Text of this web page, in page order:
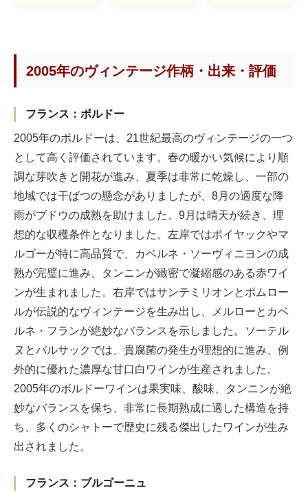
2005年のヴィンテージ作柄・出来・評価
フランス：ボルドー
2005年のボルドーは、21世紀最高のヴィンテージの一つ
として高く評価されています。春の暖かい気候により順
調な芽吹きと開花が進み、夏季は非常に乾燥し、一部の
地域では干ばつの懸念がありましたが、8月の適度な降
雨がブドウの成熟を助けました。9月は晴天が続き、理
想的な収穫条件となりました。左岸ではポイヤックやマ
ルゴーが特に高品質で、カベルネ・ソーヴィニヨンの成
熟が完璧に進み、タンニンが緻密で凝縮感のある赤ワイ
ンが生まれました。右岸ではサンテミリオンとポムロー
ルが伝説的なヴィンテージを生み出し、メルローとカベ
ルネ・フランが絶妙なバランスを示しました。ソーテル
ヌとバルサックでは、貴腐菌の発生が理想的に進み、例
外的に優れた濃厚な甘口白ワインが生産されました。
2005年のボルドーワインは果実味、酸味、タンニンが絶
妙なバランスを保ち、非常に長期熟成に適した構造を持
ち、多くのシャトーで歴史に残る傑出したワインが生み
出されました。
フランス：ブルゴーニュ